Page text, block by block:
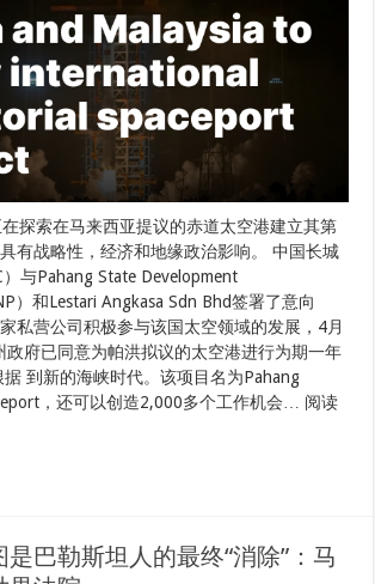
探索在马来西亚提议的赤道太空港建立其第
有战略性，经济和地缘政治影响。 中国长城
与Pahang State Development
）和Lestari Angkasa Sdn Bhd签署了意向
私营公司积极参与该国太空领域的发展，4月
政府已同意为帕洪拟议的太空港进行为期一年
到新的海峡时代。该项目名为Pahang
，还可以创造2,000多个工作机会… 阅读
巴勒斯坦人的最终“消除”：马